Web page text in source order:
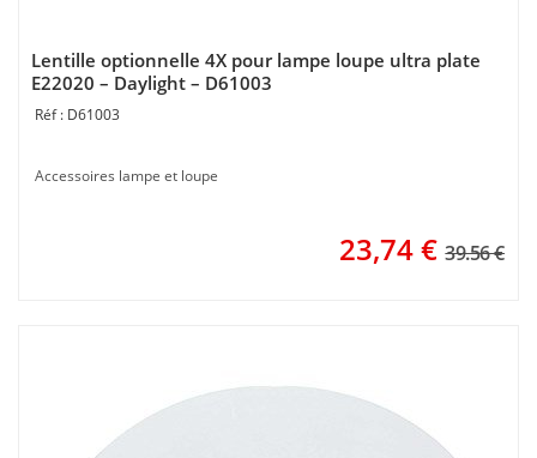
Lentille optionnelle 4X pour lampe loupe ultra plate
E22020 – Daylight – D61003
D61003
Accessoires lampe et loupe
23,74€ 39.56 €